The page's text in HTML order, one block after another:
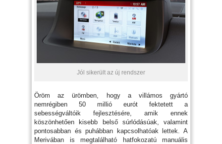
Jól sikerült az új rendszer
Öröm az ürömben, hogy a villámos gyártó
nemrégiben 50 millió eurót fektetett a
sebességváltóik fejlesztésére, amik ennek
köszönhetően kisebb belső súrlódásúak, valamint
pontosabban és puhábban kapcsolhatóak lettek. A
Merivában is megtalálható hatfokozatú manuális